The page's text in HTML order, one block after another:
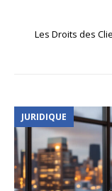
Les Droits des
JURIDIQUE